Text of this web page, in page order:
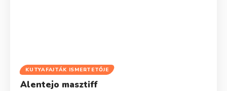
KUTYAFAJTÁK ISMERTETŐJE
Alentejo masztiff